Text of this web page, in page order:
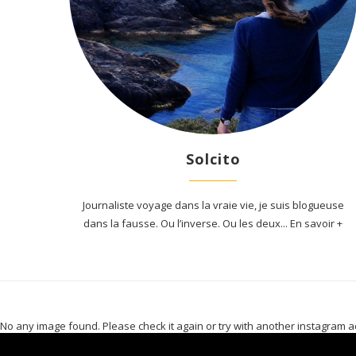
Solcito
Journaliste voyage dans la vraie vie, je suis blogueuse
dans la fausse. Ou l’inverse. Ou les deux... En savoir +
No any image found. Please check it again or try with another instagram